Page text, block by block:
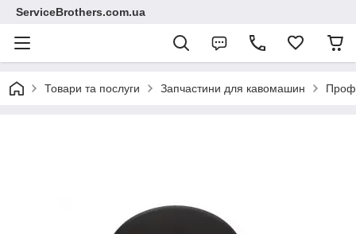
ServiceBrothers.com.ua
Товари та послуги Запчастини для кавомашин